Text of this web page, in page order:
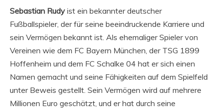
Sebastian Rudy ist ein bekannter deutscher
Fußballspieler, der für seine beeindruckende Karriere und
sein Vermögen bekannt ist. Als ehemaliger Spieler von
Vereinen wie dem FC Bayern München, der TSG 1899
Hoffenheim und dem FC Schalke 04 hat er sich einen
Namen gemacht und seine Fähigkeiten auf dem Spielfeld
unter Beweis gestellt. Sein Vermögen wird auf mehrere
Millionen Euro geschätzt, und er hat durch seine